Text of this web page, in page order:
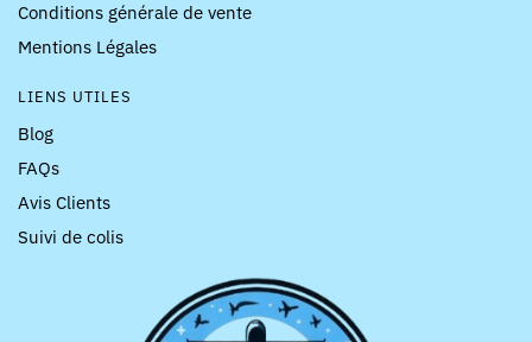
Conditions générale de vente
Mentions Légales
LIENS UTILES
Blog
FAQs
Avis Clients
Suivi de colis